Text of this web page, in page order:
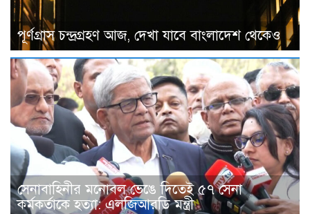
পূর্ণগ্রাস চন্দ্রগ্রহণ আজ, দেখা যাবে বাংলাদেশ থেকেও
সেনাবাহিনীর মনোবল ভেঙে দিতেই ৫৭ সেনা
কর্মকর্তাকে হত্যা: এলজিআরডি মন্ত্রী